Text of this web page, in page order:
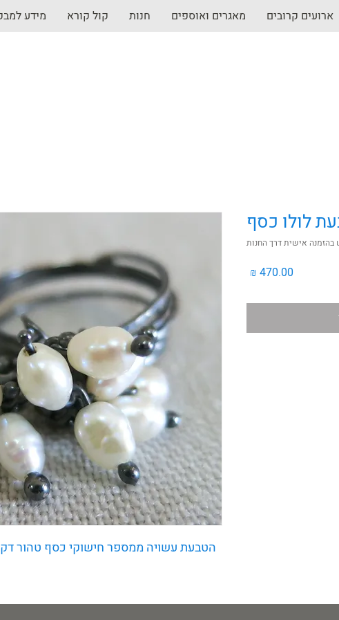
ארועים קרובים מאגרים ואוספים חנות קול קורא מידע
הטבעת עשויה ממספר חישוקי כסף טהור
לולו כסף
בהזמנה אישית דרך החנות